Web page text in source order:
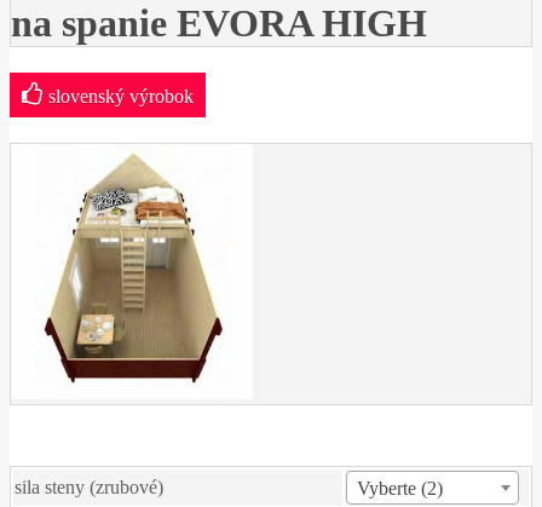
na spanie EVORA HIGH
slovenský výrobok
sila steny (zrubové)
Vyberte (2)